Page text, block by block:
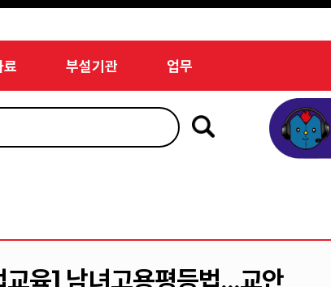
료 부설기관 업무
교육] 남녀고용평등법...교안